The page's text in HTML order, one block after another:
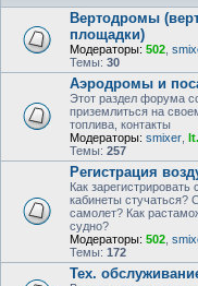
Вертодромы
площадки)
Модераторы: 502
Темы: 30
Аэродромы и
Этот раздел форума
приземлиться на
топлива, контакты
Модераторы: smixer
Темы: 257
Регистрация
Как
кабинеты стучаться?
самолет? Как
судно?
Модераторы: 502
Темы: 172
Тех.